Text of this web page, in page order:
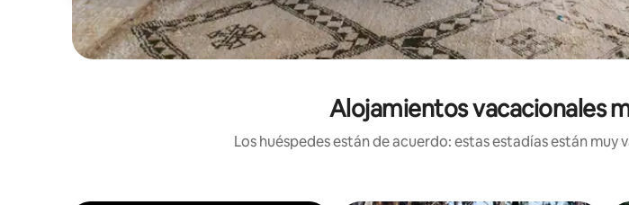
Alojamientos vacacionales
Los huéspedes están de acuerdo: estas estadías están